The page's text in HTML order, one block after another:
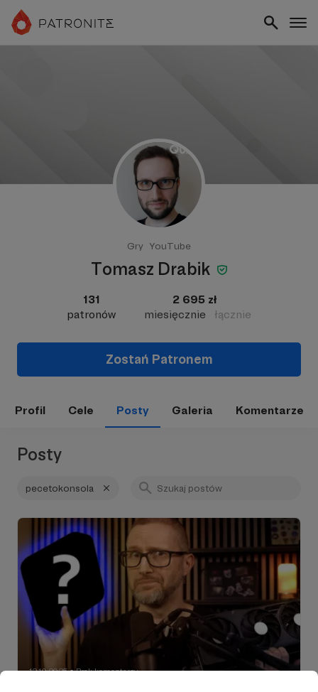
Gry YouTube
Tomasz Drabik
131
patronów
2 695 zł
miesięcznie
łącznie
Zostań Patronem
Profil Cele Posty Galeria Komentarze
Posty
pecetokonsola
13.10.2025 ● Brak komentarzy